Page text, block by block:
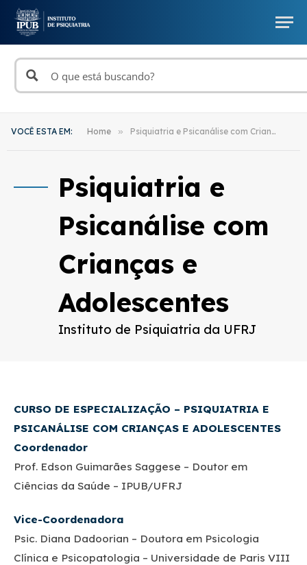
VOCÊ ESTA EM: Home » Psiquiatria e Psicanálise com Crianças e Adolescentes
Psiquiatria e
Psicanálise com
Crianças e
Adolescentes
Instituto de Psiquiatria da UFRJ
CURSO DE ESPECIALIZAÇÃO – PSIQUIATRIA E
PSICANÁLISE COM CRIANÇAS E ADOLESCENTES
Coordenador
Prof. Edson Guimarães Saggese – Doutor em
Ciências da Saúde – IPUB/UFRJ
Vice-Coordenadora
Psic. Diana Dadoorian – Doutora em Psicologia
Clínica e Psicopatologia – Universidade de Paris VIII